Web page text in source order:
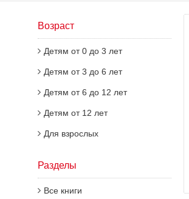
Возраст
Детям от 0 до 3 лет
Детям от 3 до 6 лет
Детям от 6 до 12 лет
Детям от 12 лет
Для взрослых
Разделы
Все книги